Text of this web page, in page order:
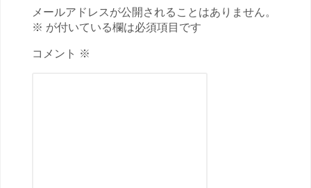
メールアドレスが公開されることはありません。
※ が付いている欄は必須項目です
コメント ※